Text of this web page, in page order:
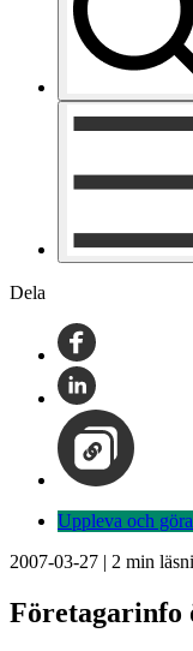
Dela
Uppleva och göra
2007-03-27 | 2 min
Företagarinfo